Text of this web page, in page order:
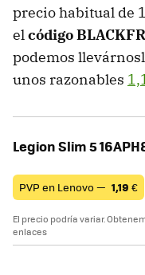
precio habitual de
elcódigo
podemos
unos razonables
Legion Slim 5
PVP en Lenovo — 1,19 €
El precio podría variar.
enlaces